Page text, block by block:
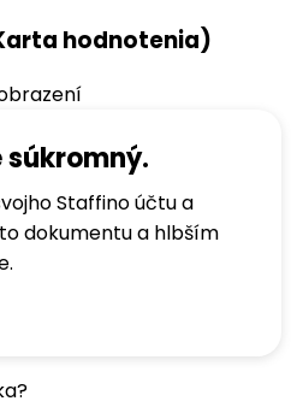
hodnotenia)
súkromný.
Staffino účtu a
dokumentu a hlbším